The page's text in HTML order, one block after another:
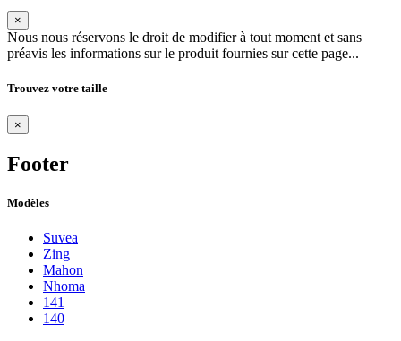
×
Nous nous réservons le droit de modifier à tout moment et sans
préavis les informations sur le produit fournies sur cette page...
Trouvez votre taille
×
Footer
Modèles
Suvea
Zing
Mahon
Nhoma
141
140